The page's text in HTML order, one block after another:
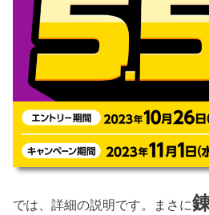
では、詳細の説明です。まさに